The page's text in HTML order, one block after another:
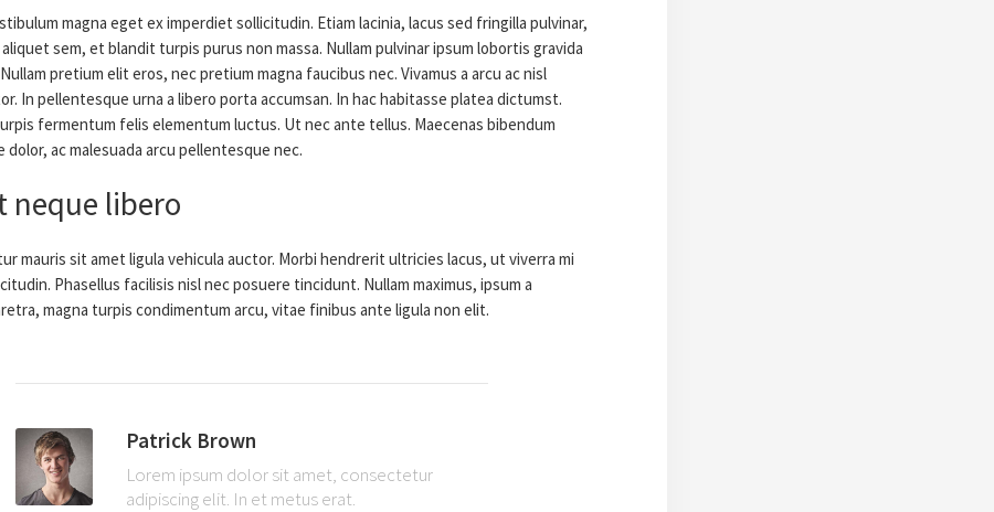
magna eget ex imperdiet sollicitudin. Etiam lacinia, lacus sed fringilla pulvinar,
sem, et blandit turpis purus non massa. Nullam pulvinar ipsum lobortis gravida
pretium elit eros, nec pretium magna faucibus nec. Vivamus a arcu ac nisl
In pellentesque urna a libero porta accumsan. In hac habitasse platea dictumst.
fermentum felis elementum luctus. Ut nec ante tellus. Maecenas bibendum
ac malesuada arcu pellentesque nec.
neque libero
mauris sit amet ligula vehicula auctor. Morbi hendrerit ultricies lacus, ut viverra mi
Phasellus facilisis nisl nec posuere tincidunt. Nullam maximus, ipsum a
magna turpis condimentum arcu, vitae finibus ante ligula non elit.
Patrick Brown
Lorem ipsum dolor sit amet, consectetur
adipiscing elit. In et metus erat.